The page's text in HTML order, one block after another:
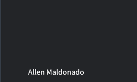
Allen Maldonado